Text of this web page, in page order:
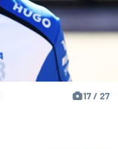
17 / 27